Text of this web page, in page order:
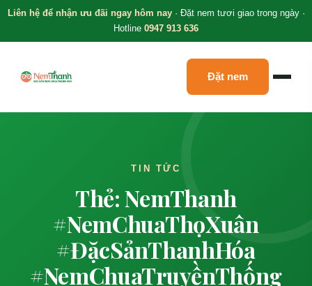
Liên hệ để nhận ưu đãi ngay hôm nay· Đặt nem tươi giao trong ngày ·
Hotline 0947 913 636
Đặt nem
TIN TỨC
Thẻ: NemThanh
#NemChuaThọXuân
#ĐặcSảnThanhHóa
#NemChuaTruyềnThống